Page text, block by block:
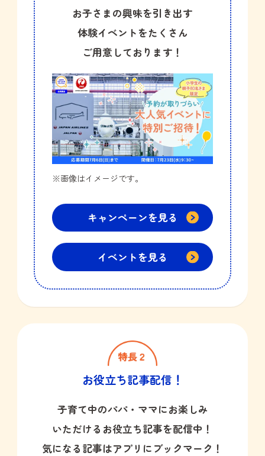
お子さまの興味を引き出す
体験イベントをたくさん
ご用意しております！
※画像はイメージです。
キャンペーンを見る
イベントを見る
お役立ち記事配信！
子育て中のパパ・ママにお楽しみ
いただけるお役立ち記事を配信中！
気になる記事はアプリにブックマーク！